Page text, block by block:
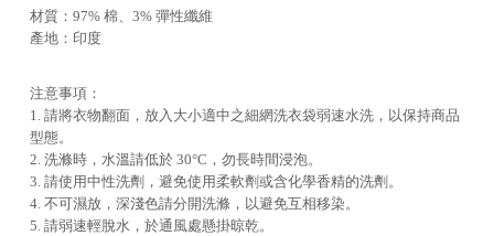
材質：97% 棉、3% 彈性纖維
產地：印度
注意事項：
1. 請將衣物翻面，放入大小適中之細網洗衣袋弱速水洗，以保持商品
型態。
2. 洗滌時，水溫請低於 30°C，勿長時間浸泡。
3. 請使用中性洗劑，避免使用柔軟劑或含化學香精的洗劑。
4. 不可濕放，深淺色請分開洗滌，以避免互相移染。
5. 請弱速輕脫水，於通風處懸掛晾乾。